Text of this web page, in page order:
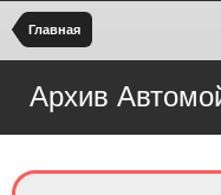
Главная
Архив